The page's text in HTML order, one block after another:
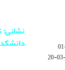
نشانی: